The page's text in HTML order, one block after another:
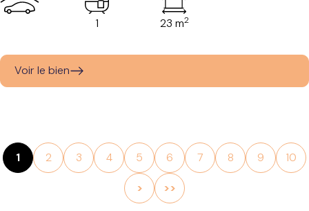
1 23 m2
Voir le bien
1 2 3 4 5 6 7 8 9 10
> >>